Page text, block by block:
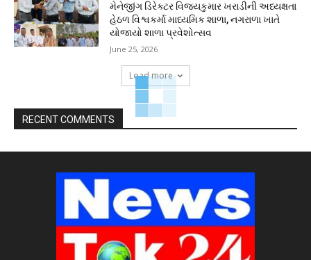
મેનેજીંગ ડિરેક્ટર વિજયકુમાર ખરાડીની અધ્યક્ષતા
હેઠળ વિશ્વકર્મા માધ્યમિક શાળા, નગરાળા ખાતે
યોજાયો શાળા પ્રવેશોત્સવ
June 25, 2026
Load more
RECENT COMMENTS